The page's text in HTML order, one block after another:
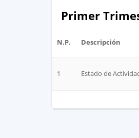
Primer
N.P. Descripción
1 Estado de